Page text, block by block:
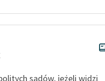
sądów, jeżeli widzi